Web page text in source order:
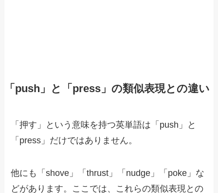
「push」と「press」の類似表現との違い
「押す」という意味を持つ英単語は「push」と
「press」だけではありません。
他にも「shove」「thrust」「nudge」「poke」な
どがあります。ここでは、これらの類似表現との